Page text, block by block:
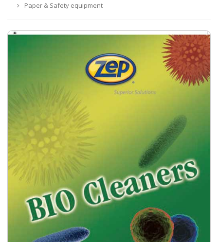
Paper & Safety equipment